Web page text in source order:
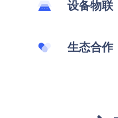
设备物联
生态合作